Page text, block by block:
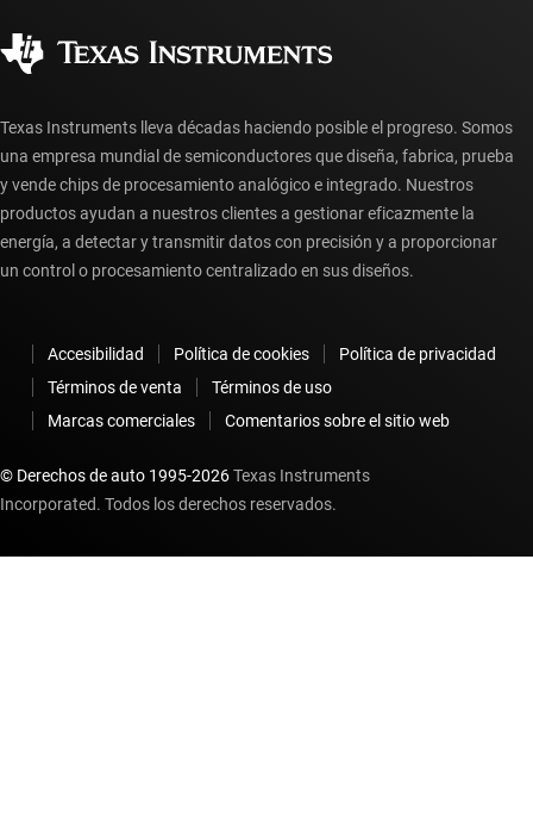
Preguntas frecuentes sobre la cuenta myTI
Texas Instruments lleva décadas haciendo posible el progreso. Somos
una empresa mundial de semiconductores que diseña, fabrica, prueba
y vende chips de procesamiento analógico e integrado. Nuestros
productos ayudan a nuestros clientes a gestionar eficazmente la
energía, a detectar y transmitir datos con precisión y a proporcionar
un control o procesamiento centralizado en sus diseños.
Accesibilidad Política de cookies
Política de privacidad
Términos de venta
Términos de uso
Marcas comerciales
Comentarios sobre el sitio web
© Derechos de auto 1995-2026Texas Instruments
Incorporated. Todos los derechos reservados.